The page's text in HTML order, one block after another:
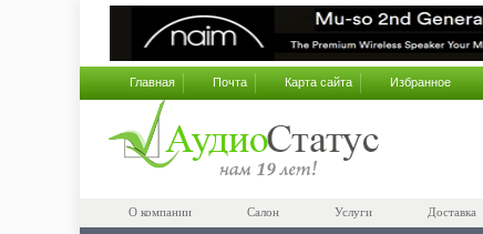
Главная Почта Карта сайта Избранное
О компании Салон Услуги Доставка